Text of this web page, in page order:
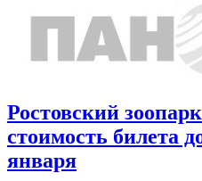
Ростовский
стоимость билета
января